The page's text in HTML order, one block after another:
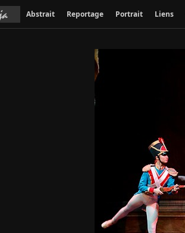
Abstrait Reportage Portrait Liens